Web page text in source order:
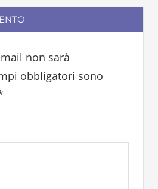
non sarà
obbligatori sono